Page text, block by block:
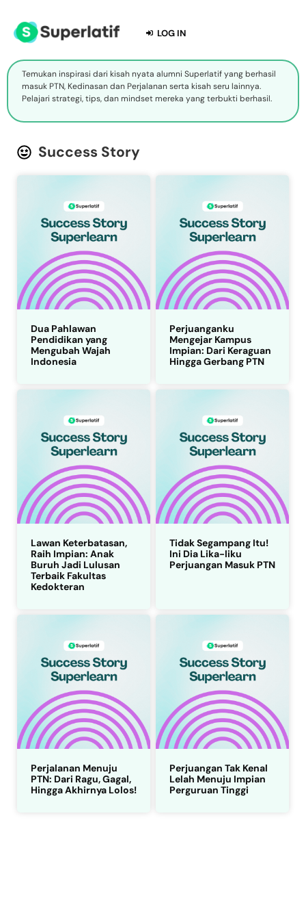
LOG IN
Temukan inspirasi dari kisah nyata alumni Superlatif yang berhasil
masuk PTN, Kedinasan dan Perjalanan serta kisah seru lainnya.
Pelajari strategi, tips, dan mindset mereka yang terbukti berhasil.
Success Story
Dua Pahlawan
Pendidikan yang
Mengubah Wajah
Indonesia
Perjuanganku
Mengejar Kampus
Impian: Dari Keraguan
Hingga Gerbang PTN
Lawan Keterbatasan,
Raih Impian: Anak
Buruh Jadi Lulusan
Terbaik Fakultas
Kedokteran
Tidak Segampang Itu!
Ini Dia Lika-liku
Perjuangan Masuk PTN
Perjalanan Menuju
PTN: Dari Ragu, Gagal,
Hingga Akhirnya Lolos!
Perjuangan Tak Kenal
Lelah Menuju Impian
Perguruan Tinggi